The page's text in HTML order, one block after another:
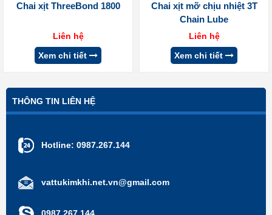
Chai xịt ThreeBond 1800
Liên hệ
Xem chi tiết
Chai xịt mỡ chịu nhiệt 3T
Chain Lube
Liên hệ
Xem chi tiết
THÔNG TIN LIÊN HỆ
Hotline: 0987.267.144
vattukimkhi.net.vn@gmail.com